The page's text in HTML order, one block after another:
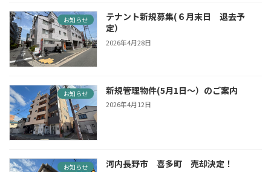
お知らせ
テナント新規募集(６月末日 退去予
定）
2026年4月28日
お知らせ 新規管理物件(5月1日〜）のご案内
2026年4月12日
お知らせ 河内長野市 喜多町 売却決定！